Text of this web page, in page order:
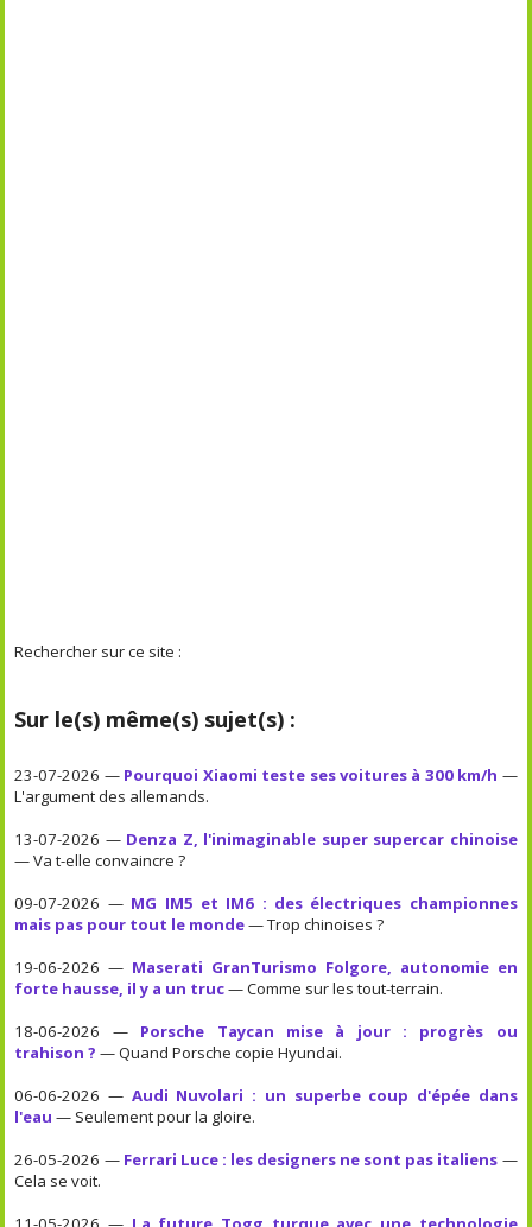
Rechercher sur ce site :
Sur le(s) même(s) sujet(s) :
23-07-2026 — Pourquoi Xiaomi teste ses voitures à 300 km/h —
L'argument des allemands.
13-07-2026 — Denza Z, l'inimaginable super supercar chinoise
— Va t-elle convaincre ?
09-07-2026 — MG IM5 et IM6 : des électriques championnes
mais pas pour tout le monde— Trop chinoises ?
19-06-2026 — Maserati GranTurismo Folgore, autonomie en
forte hausse, il y a un truc— Comme sur les tout-terrain.
18-06-2026 — Porsche Taycan mise à jour : progrès ou
trahison ? — Quand Porsche copie Hyundai.
06-06-2026 — Audi Nuvolari : un superbe coup d'épée dans
l'eau — Seulement pour la gloire.
26-05-2026 — Ferrari Luce : les designers ne sont pas italiens —
Cela se voit.